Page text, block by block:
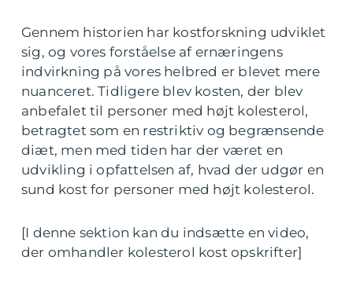
Gennem historien har kostforskning udviklet
sig, og vores forståelse af ernæringens
indvirkning på vores helbred er blevet mere
nuanceret. Tidligere blev kosten, der blev
anbefalet til personer med højt kolesterol,
betragtet som en restriktiv og begrænsende
diæt, men med tiden har der været en
udvikling i opfattelsen af, hvad der udgør en
sund kost for personer med højt kolesterol.
[I denne sektion kan du indsætte en video,
der omhandler kolesterol kost opskrifter]